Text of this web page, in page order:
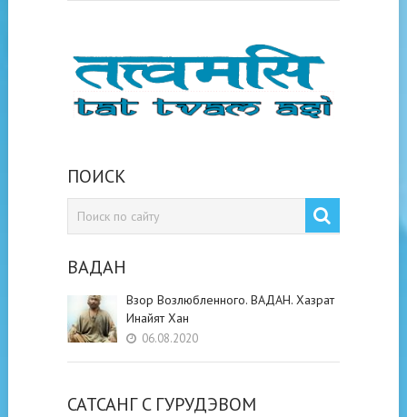
ПОИСК
ВАДАН
Взор Возлюбленного. ВАДАН. Хазрат
Инайят Хан
06.08.2020
САТСАНГ C ГУРУДЭВОМ